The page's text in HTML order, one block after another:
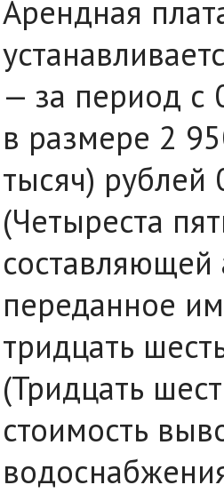
Арендная
— за период с
в размере 2
тысяч)
(Четыреста
составляющей
переданное
тридцать
(Тридцать
стоимость